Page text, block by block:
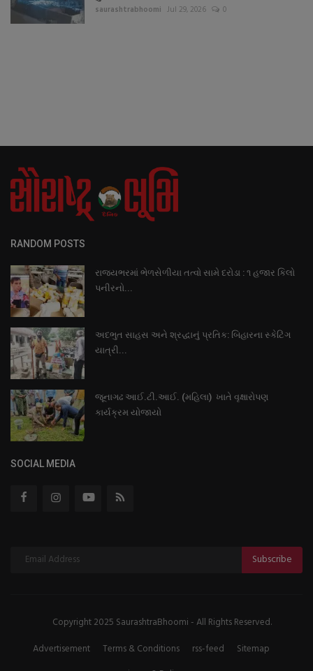
saurashtrabhoomi Jul 29, 2026 0
RANDOM POSTS
રાજ્યભરમાં ભેળસેળીયા તત્વો સામે દરોડા : ૧ હજાર કિલો
પનીરનો...
અદભુત સાહસ અને શ્રદ્ધાનું પ્રતિક: બિહારના સ્કેટિંગ
યાત્રી...
જૂનાગઢ આઈ.ટી.આઈ. (મહિલા) ખાતે વૃક્ષારોપણ
કાર્યક્રમ યોજાયો
SOCIAL MEDIA
Subscribe
Copyright 2025 SaurashtraBhoomi - All Rights Reserved.
Advertisement
Terms & Conditions rss-feed
Sitemap